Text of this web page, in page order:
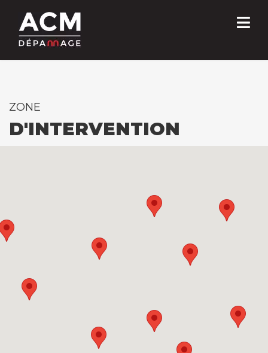
ZONE
D'INTERVENTION